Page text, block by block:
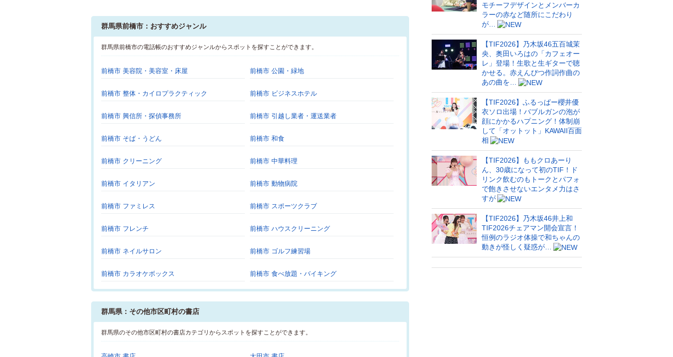
群馬県前橋市：おすすめジャンル
群馬県前橋市の電話帳のおすすめジャンルからスポットを探すことができます。
前橋市 美容院・美容室・床屋 前橋市 公園・緑地
前橋市 整体・カイロプラクティック 前橋市 ビジネスホテル
前橋市 興信所・探偵事務所 前橋市 引越し業者・運送業者
前橋市 そば・うどん 前橋市 和食
前橋市 クリーニング 前橋市 中華料理
前橋市 イタリアン 前橋市 動物病院
前橋市 ファミレス 前橋市 スポーツクラブ
前橋市 フレンチ 前橋市 ハウスクリーニング
前橋市 ネイルサロン 前橋市 ゴルフ練習場
前橋市 カラオケボックス 前橋市 食べ放題・バイキング
群馬県：その他市区町村の書店
群馬県のその他市区町村の書店カテゴリからスポットを探すことができます。
モチーフデザインとメンバーカ
ラーの赤など随所にこだわり
が…
【TIF2026】乃木坂46五百城茉
央、奥田いろはの「カフェオー
レ」登場！生歌と生ギターで聴
かせる。赤えんぴつ作詞作曲の
あの曲を…
【TIF2026】ふるっぱー櫻井優
衣ソロ出場！バブルガンの泡が
顔にかかるハプニング！体制崩
して「オットット」KAWAII百面
相
【TIF2026】ももクロあーり
ん、30歳になって初のTIF！ド
リンク飲むのもトークとパフォ
で飽きさせないエンタメ力はさ
すが
【TIF2026】乃木坂46井上和
TIF2026チェアマン開会宣言！
恒例のラジオ体操で和ちゃんの
動きが怪しく疑惑が…